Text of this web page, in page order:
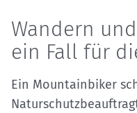
Wandern
ein Fall für
Ein Mountainbiker